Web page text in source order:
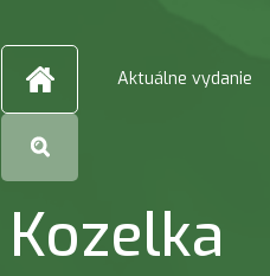
Aktuálne vydanie